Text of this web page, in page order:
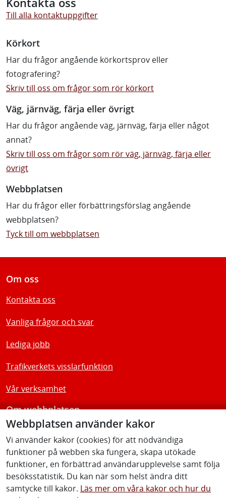
Webbplatsen använder kakor
Vi använder kakor (cookies) för att nödvändiga
funktioner på webben ska fungera, skapa utökade
funktioner, en förbättrad användarupplevelse samt följa
besöksstatistik. Du kan när som helst ändra ditt
samtycke till kakor. Läs mer om våra kakor och hur du
Till alla kontaktuppgifter
Körkort
Har du frågor angående körkortsprov eller
fotografering?
Skriv till oss om frågor som rör körkort
Väg, järnväg, färja eller övrigt
Har du frågor angående väg, järnväg, färja eller något
annat?
Skriv till oss om frågor som rör väg, järnväg, färja eller
övrigt
Webbplatsen
Har du frågor eller förbättringsförslag angående
webbplatsen?
Tyck till om webbplatsen
Om oss
Kontakta oss
Vanliga frågor och svar
Lediga jobb
Trafikverkets visslarfunktion
Vår verksamhet
Om webbplatsen
Tillgänglighetsredogörelse
Följ oss